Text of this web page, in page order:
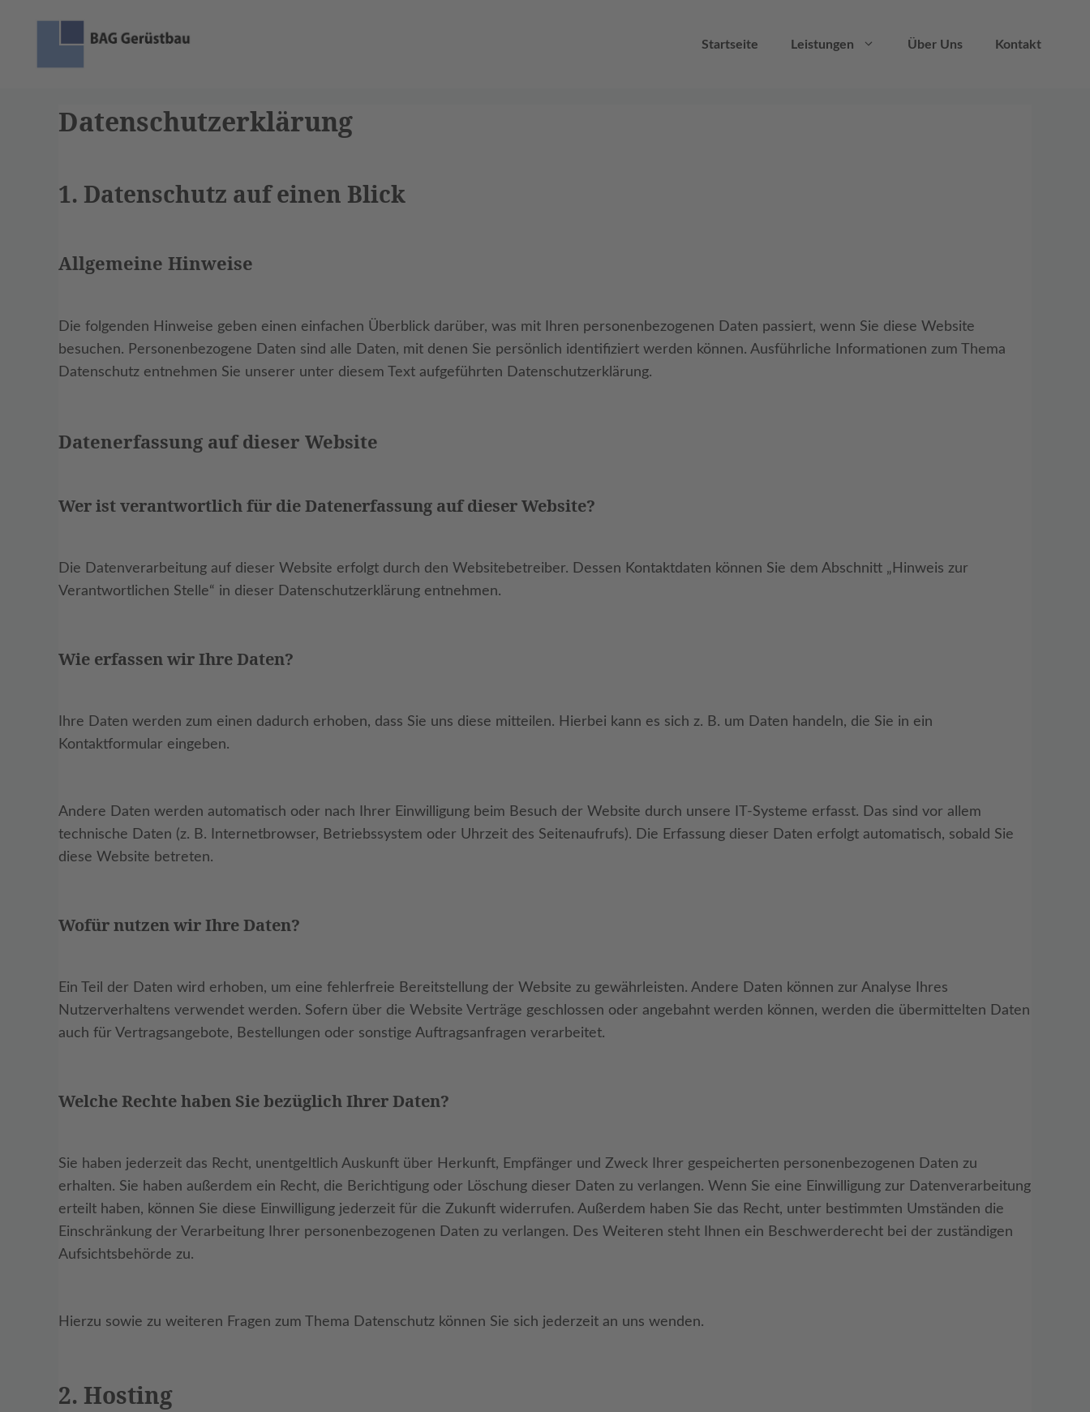
Startseite Leistungen Über Uns Kontakt
Datenschutz­erklärung
1. Datenschutz auf einen Blick
Allgemeine Hinweise
Die folgenden Hinweise geben einen einfachen Überblick darüber, was mit Ihren personenbezogenen Daten passiert, wenn Sie diese Website
besuchen. Personenbezogene Daten sind alle Daten, mit denen Sie persönlich identifiziert werden können. Ausführliche Informationen zum Thema
Datenschutz entnehmen Sie unserer unter diesem Text aufgeführten Datenschutzerklärung.
Datenerfassung auf dieser Website
Wer ist verantwortlich für die Datenerfassung auf dieser Website?
Die Datenverarbeitung auf dieser Website erfolgt durch den Websitebetreiber. Dessen Kontaktdaten können Sie dem Abschnitt „Hinweis zur
Verantwortlichen Stelle“ in dieser Datenschutzerklärung entnehmen.
Wie erfassen wir Ihre Daten?
Ihre Daten werden zum einen dadurch erhoben, dass Sie uns diese mitteilen. Hierbei kann es sich z. B. um Daten handeln, die Sie in ein
Kontaktformular eingeben.
Andere Daten werden automatisch oder nach Ihrer Einwilligung beim Besuch der Website durch unsere IT-Systeme erfasst. Das sind vor allem
technische Daten (z. B. Internetbrowser, Betriebssystem oder Uhrzeit des Seitenaufrufs). Die Erfassung dieser Daten erfolgt automatisch, sobald Sie
diese Website betreten.
Wofür nutzen wir Ihre Daten?
Ein Teil der Daten wird erhoben, um eine fehlerfreie Bereitstellung der Website zu gewährleisten. Andere Daten können zur Analyse Ihres
Nutzerverhaltens verwendet werden. Sofern über die Website Verträge geschlossen oder angebahnt werden können, werden die übermittelten Daten
auch für Vertragsangebote, Bestellungen oder sonstige Auftragsanfragen verarbeitet.
Welche Rechte haben Sie bezüglich Ihrer Daten?
Sie haben jederzeit das Recht, unentgeltlich Auskunft über Herkunft, Empfänger und Zweck Ihrer gespeicherten personenbezogenen Daten zu
erhalten. Sie haben außerdem ein Recht, die Berichtigung oder Löschung dieser Daten zu verlangen. Wenn Sie eine Einwilligung zur Datenverarbeitung
erteilt haben, können Sie diese Einwilligung jederzeit für die Zukunft widerrufen. Außerdem haben Sie das Recht, unter bestimmten Umständen die
Einschränkung der Verarbeitung Ihrer personenbezogenen Daten zu verlangen. Des Weiteren steht Ihnen ein Beschwerderecht bei der zuständigen
Aufsichtsbehörde zu.
Hierzu sowie zu weiteren Fragen zum Thema Datenschutz können Sie sich jederzeit an uns wenden.
2. Hosting